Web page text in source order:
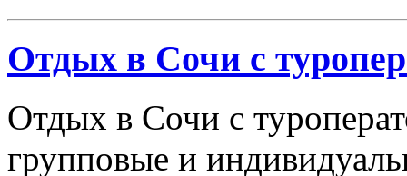
Отдых в Сочи с
Отдых в Сочи с
групповые и